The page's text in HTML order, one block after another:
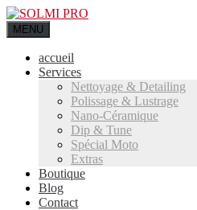
MENU
accueil
Services
Nettoyage & Detailing
Polissage & Lustrage
Nano-Céramique
Dip & Tune
Spécial Moto
Extras
Boutique
Blog
Contact